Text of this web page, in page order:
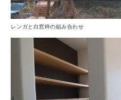
レンガと白窓枠の組み合わせ